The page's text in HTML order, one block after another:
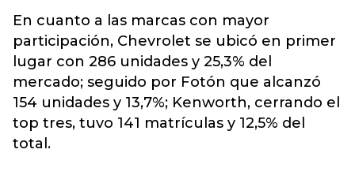
En cuanto a las marcas con mayor
participación, Chevrolet se ubicó en primer
lugar con 286 unidades y 25,3% del
mercado; seguido por Fotón que alcanzó
154 unidades y 13,7%; Kenworth, cerrando el
top tres, tuvo 141 matrículas y 12,5% del
total.